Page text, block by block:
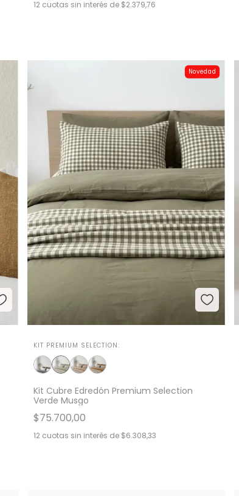
12 cuotas sin interés de $2.379,76
Novedad
KIT PREMIUM SELECTION:
Kit Cubre Edredón Premium Selection
Verde Musgo
$75.700,00
12 cuotas sin interés de $6.308,33